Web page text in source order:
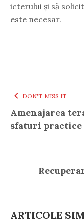
icterului și să
este necesar.
DON'T MISS IT
Amenajarea
sfaturi practice
ARTICOLE